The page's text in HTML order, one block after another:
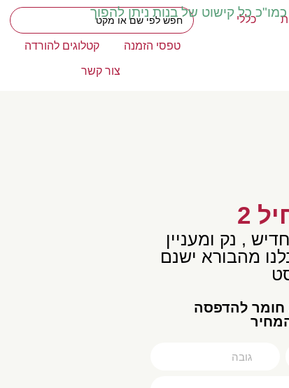
כל קישוט של בנות ניתן להפוך
כללי
טפסי הזמנה קטלוגים להורדה
צור קשר
2
, נק ומעניין
מהבורא ישנם
חומר להדפסה